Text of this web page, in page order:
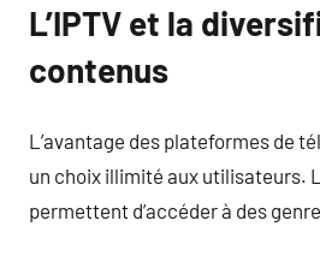
L’IPTV et la
contenus
L’avantage des plateformes de
un choix illimité aux utilisateurs.
permettent d’accéder à des